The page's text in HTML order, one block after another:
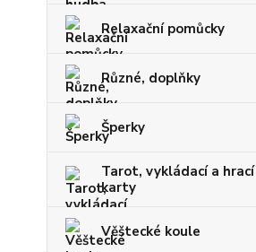
Relaxační pomůcky
Různé, doplňky
Šperky
Tarot, vykládací a hrací
karty
Věštecké koule